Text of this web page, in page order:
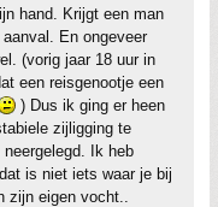
hand. Krijgt een man
En ongeveer
(vorig jaar 18 uur in
een reisgenootje een
) Dus ik ging er heen
zijligging te
Ik heb
is niet iets waar je bij
eigen vocht..